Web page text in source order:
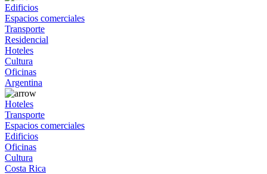
Edificios
Espacios comerciales
Transporte
Residencial
Hoteles
Cultura
Oficinas
Argentina
Hoteles
Transporte
Espacios comerciales
Edificios
Oficinas
Cultura
Costa Rica